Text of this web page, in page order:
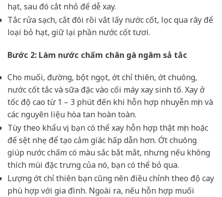
hạt, sau đó cắt nhỏ để dễ xay.
Tắc rửa sạch, cắt đôi rồi vắt lấy nước cốt, lọc qua rây để
loại bỏ hạt, giữ lại phần nước cốt tươi.
Bước 2: Làm nước chấm chân gà ngâm sả tắc
Cho muối, đường, bột ngọt, ớt chỉ thiên, ớt chuông,
nước cốt tắc và sữa đặc vào cối máy xay sinh tố. Xay ở
tốc độ cao từ 1 – 3 phút đến khi hỗn hợp nhuyễn mịn và
các nguyên liệu hòa tan hoàn toàn.
Tùy theo khẩu vị, bạn có thể xay hỗn hợp thật mịn hoặc
để sệt nhẹ để tạo cảm giác hấp dẫn hơn. Ớt chuông
giúp nước chấm có màu sắc bắt mắt, nhưng nếu không
thích mùi đặc trưng của nó, bạn có thể bỏ qua.
Lượng ớt chỉ thiên bạn cũng nên điều chỉnh theo độ cay
phù hợp với gia đình. Ngoài ra, nếu hỗn hợp muối